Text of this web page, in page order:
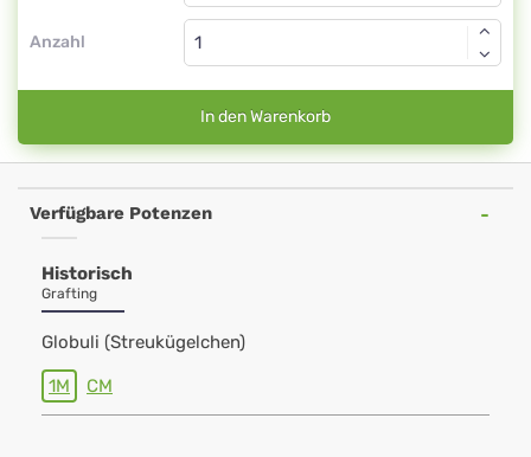
Anzahl
In den Warenkorb
Verfügbare Potenzen
Historisch
Grafting
Globuli (Streukügelchen)
1M CM